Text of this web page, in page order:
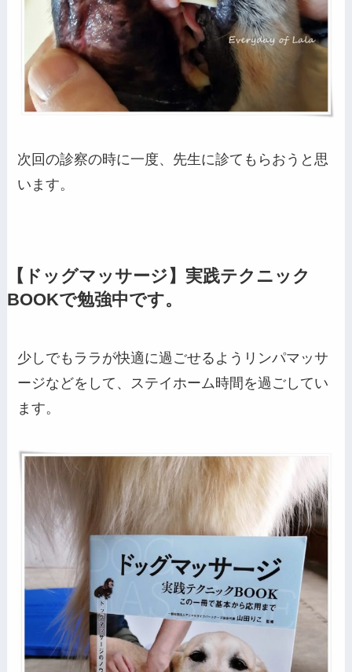
次回の診察の時に一度、先生に診てもらおうと思
います。
【ドッグマッサージ】実践テクニック
BOOKで勉強中です。
少しでもララが快適に過ごせるようリンパマッサ
ージなどをして、ステイホーム時間を過ごしてい
ます。